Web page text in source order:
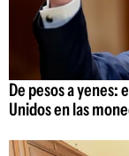
De pesos a yenes:
Unidos en las